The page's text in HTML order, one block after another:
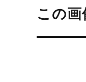
ナ
ビ
ー
この